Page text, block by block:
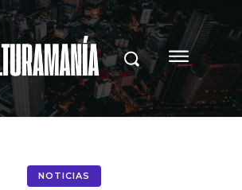
NOTICIAS